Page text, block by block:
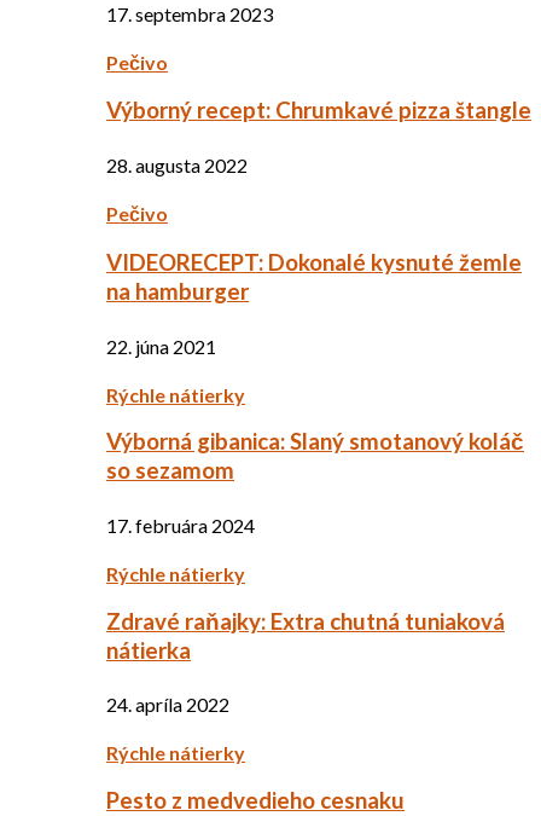
17. septembra 2023
Pečivo
Výborný recept: Chrumkavé pizza štangle
28. augusta 2022
Pečivo
VIDEORECEPT: Dokonalé kysnuté žemle
na hamburger
22. júna 2021
Rýchle nátierky
Výborná gibanica: Slaný smotanový koláč
so sezamom
17. februára 2024
Rýchle nátierky
Zdravé raňajky: Extra chutná tuniaková
nátierka
24. apríla 2022
Rýchle nátierky
Pesto z medvedieho cesnaku